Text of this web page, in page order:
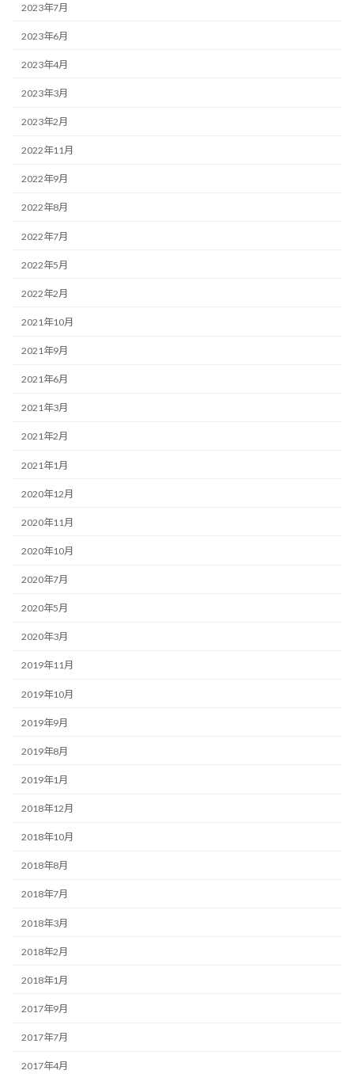
2023年7月
2023年6月
2023年4月
2023年3月
2023年2月
2022年11月
2022年9月
2022年8月
2022年7月
2022年5月
2022年2月
2021年10月
2021年9月
2021年6月
2021年3月
2021年2月
2021年1月
2020年12月
2020年11月
2020年10月
2020年7月
2020年5月
2020年3月
2019年11月
2019年10月
2019年9月
2019年8月
2019年1月
2018年12月
2018年10月
2018年8月
2018年7月
2018年3月
2018年2月
2018年1月
2017年9月
2017年7月
2017年4月